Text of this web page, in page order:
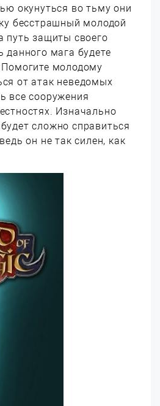
окунуться во тьму они
бесстрашный молодой
путь защиты своего
данного мага будете
молодому
от атак неведомых
все сооружения
Изначально
сложно справиться
он не так силен, как